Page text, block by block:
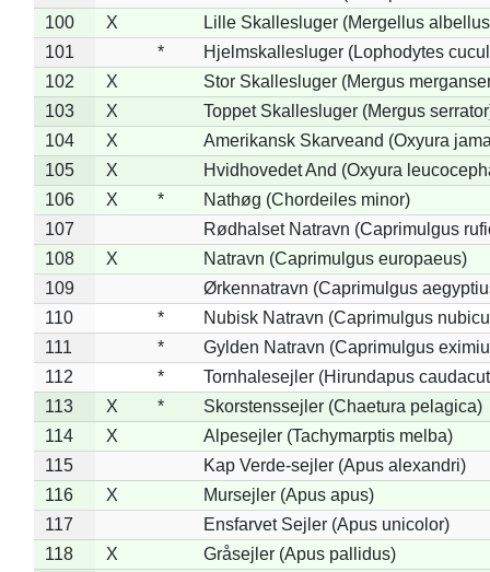
100
X
Lille Skallesluger (Mergellus
101
*
Hjelmskallesluger (Lophodytes
102
X
Stor Skallesluger (Mergus
103
X
Toppet Skallesluger (Mergus
104
X
Amerikansk Skarveand (Oxyura
105
X
Hvidhovedet And (Oxyura
106
X *
Nathøg (Chordeiles minor)
107
Rødhalset Natravn (Caprimulgus
108
X
Natravn (Caprimulgus europaeus)
109
Ørkennatravn (Caprimulgus
110
*
Nubisk Natravn (Caprimulgus
111
*
Gylden Natravn (Caprimulgus
112
*
Tornhalesejler (Hirundapus
113
X *
Skorstenssejler (Chaetura pelagica)
114
X
Alpesejler (Tachymarptis melba)
115
Kap Verde-sejler (Apus alexandri)
116
X
Mursejler (Apus apus)
117
Ensfarvet Sejler (Apus unicolor)
118
X
Gråsejler (Apus pallidus)